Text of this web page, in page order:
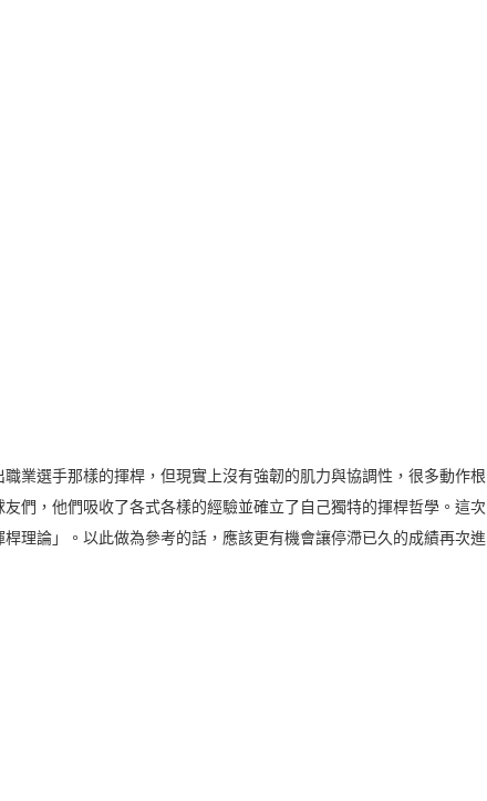
業選手那樣的揮桿，但現實上沒有強韌的肌力與協調性，很多動作根
們，他們吸收了各式各樣的經驗並確立了自己獨特的揮桿哲學。這次
理論」。以此做為參考的話，應該更有機會讓停滯已久的成績再次進